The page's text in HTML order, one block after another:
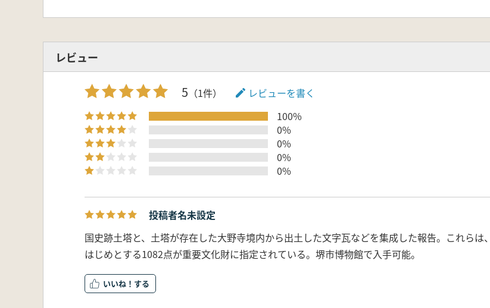
レビュー
5 （1件）
レビューを書く
100%
0%
0%
0%
0%
投稿者名未設定
国史跡土塔と、土塔が存在した大野寺境内から出土した文字瓦などを集成した報告。これら
はじめとする1082点が重要文化財に指定されている。堺市博物館で入手可能。
いいね！